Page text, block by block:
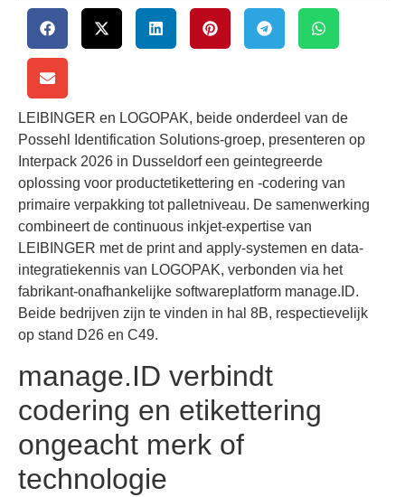
LEIBINGER en LOGOPAK, beide onderdeel van de
Possehl Identification Solutions-groep, presenteren op
Interpack 2026 in Dusseldorf een geintegreerde
oplossing voor productetikettering en -codering van
primaire verpakking tot palletniveau. De samenwerking
combineert de continuous inkjet-expertise van
LEIBINGER met de print and apply-systemen en data-
integratiekennis van LOGOPAK, verbonden via het
fabrikant-onafhankelijke softwareplatform manage.ID.
Beide bedrijven zijn te vinden in hal 8B, respectievelijk
op stand D26 en C49.
manage.ID verbindt
codering en etikettering
ongeacht merk of
technologie